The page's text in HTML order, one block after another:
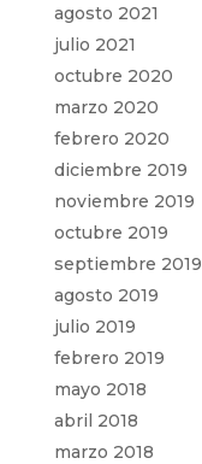
agosto 2021
julio 2021
octubre 2020
marzo 2020
febrero 2020
diciembre 2019
noviembre 2019
octubre 2019
septiembre 2019
agosto 2019
julio 2019
febrero 2019
mayo 2018
abril 2018
marzo 2018